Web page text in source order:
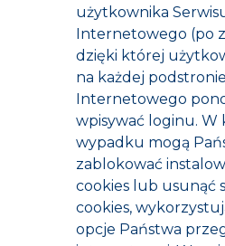
użytkownika
Internetowego (po
dzięki której
na każdej
Internetowego
wpisywać loginu. W
wypadku mogą
zablokować
cookies lub usunąć
cookies,
opcje Państwa